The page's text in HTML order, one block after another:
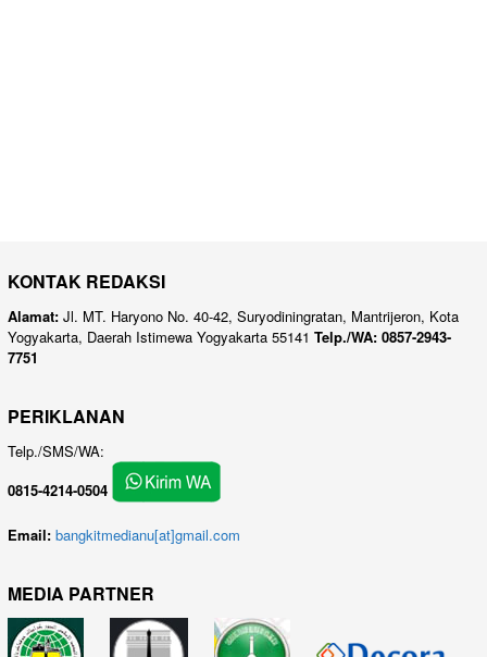
KONTAK REDAKSI
Alamat: Jl. MT. Haryono No. 40-42, Suryodiningratan, Mantrijeron, Kota
Yogyakarta, Daerah Istimewa Yogyakarta 55141 Telp./WA: 0857-2943-
7751
PERIKLANAN
Telp./SMS/WA:
0815-4214-0504
Email: bangkitmedianu[at]gmail.com
MEDIA PARTNER